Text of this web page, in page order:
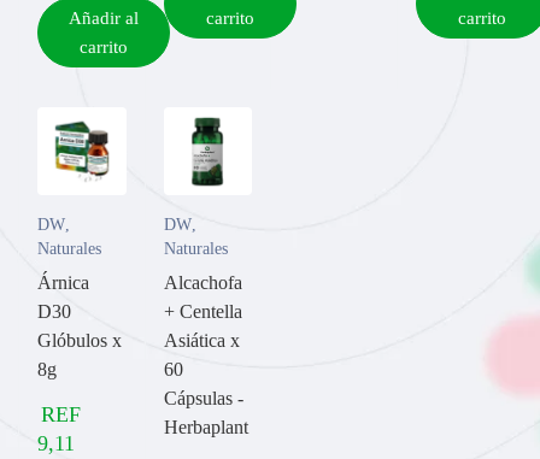
Añadir al
carrito
carrito
carrito
DW,
Naturales
Árnica
D30
Glóbulos x
8g
REF
9,11
DW,
Naturales
Alcachofa
+ Centella
Asiática x
60
Cápsulas -
Herbaplant